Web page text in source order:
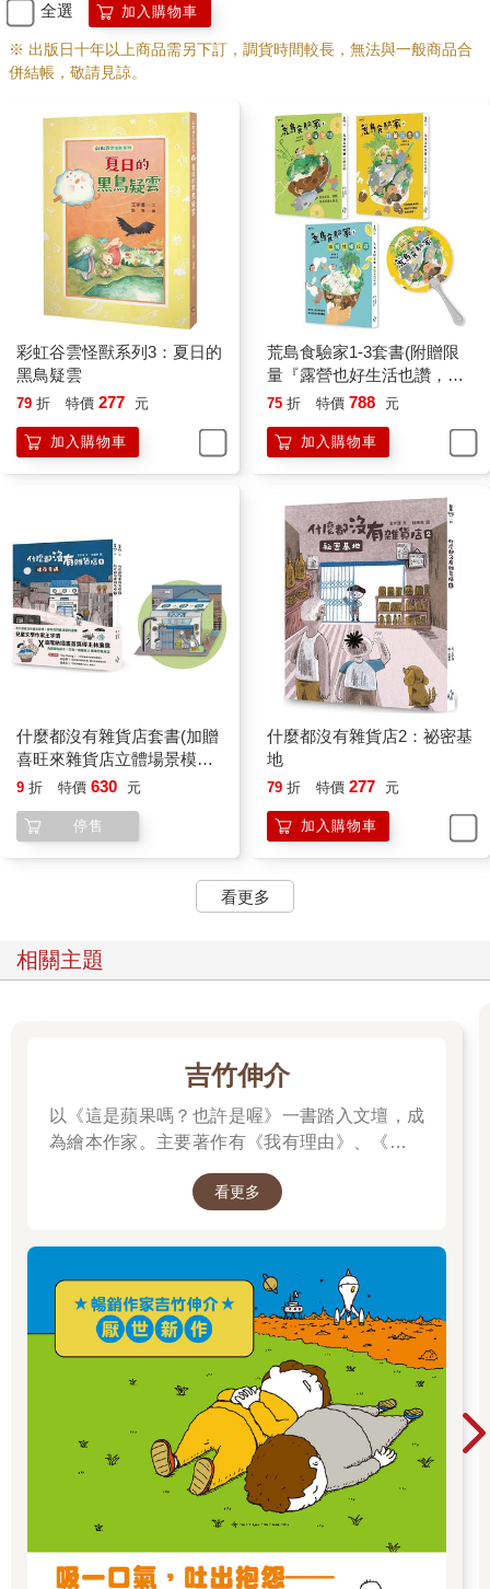
全選 加入購物車
※ 出版日十年以上商品需另下訂，調貨時間較長，無法與一般商品合
併結帳，敬請見諒。
彩虹谷雲怪獸系列3：夏日的
黑鳥疑雲
79 折 特價 277 元
加入購物車
荒島食驗家1-3套書(附贈限
量『露營也好生活也讚，人
生必備涼扇』)
75 折 特價 788 元
加入購物車
什麼都沒有雜貨店套書(加贈
喜旺來雜貨店立體場景模
型)：1暗夜奇遇、2祕密基地
9 折 特價 630 元
停售
什麼都沒有雜貨店2：祕密基
地
79 折 特價 277 元
加入購物車
看更多
相關主題
吉竹伸介
以《這是蘋果嗎？也許是喔》一書踏入文壇，成
為繪本作家。主要著作有《我有理由》、《脫不
下來啊！》、插畫集《纖細體操：吉竹伸介素描
集》，散文《胡思亂想很有用：吉竹伸介的靈感
經兒童出版文化獎美術獎、紐約時報最優秀繪本
獎、波隆那拉加茲童書獎特別獎，作品被翻譯成
多種語言，在許多國家出版。
看更多